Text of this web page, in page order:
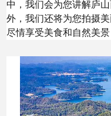
中，我们会为您讲解庐
外，我们还将为您拍摄
尽情享受美食和自然美